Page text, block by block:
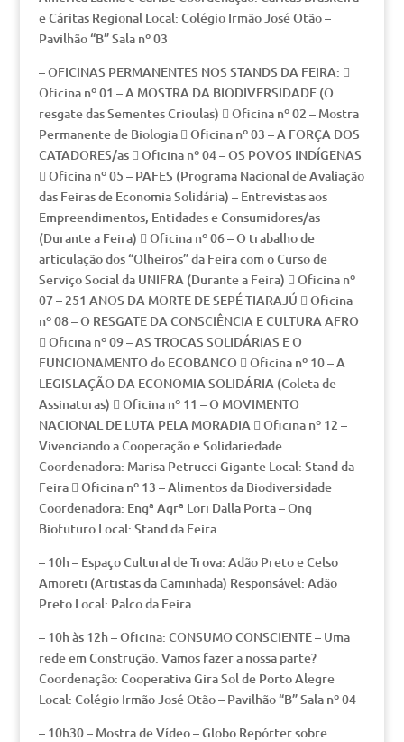
e Cáritas Regional Local: Colégio Irmão José Otão –
Pavilhão “B” Sala nº 03
– OFICINAS PERMANENTES NOS STANDS DA FEIRA: 
Oficina nº 01 – A MOSTRA DA BIODIVERSIDADE (O
resgate das Sementes Crioulas)  Oficina nº 02 – Mostra
Permanente de Biologia  Oficina nº 03 – A FORÇA DOS
CATADORES/as  Oficina nº 04 – OS POVOS INDÍGENAS
 Oficina nº 05 – PAFES (Programa Nacional de Avaliação
das Feiras de Economia Solidária) – Entrevistas aos
Empreendimentos, Entidades e Consumidores/as
(Durante a Feira)  Oficina nº 06 – O trabalho de
articulação dos “Olheiros” da Feira com o Curso de
Serviço Social da UNIFRA (Durante a Feira)  Oficina nº
07 – 251 ANOS DA MORTE DE SEPÉ TIARAJÚ  Oficina
nº 08 – O RESGATE DA CONSCIÊNCIA E CULTURA AFRO
 Oficina nº 09 – AS TROCAS SOLIDÁRIAS E O
FUNCIONAMENTO do ECOBANCO  Oficina nº 10 – A
LEGISLAÇÃO DA ECONOMIA SOLIDÁRIA (Coleta de
Assinaturas)  Oficina nº 11 – O MOVIMENTO
NACIONAL DE LUTA PELA MORADIA  Oficina nº 12 –
Vivenciando a Cooperação e Solidariedade.
Coordenadora: Marisa Petrucci Gigante Local: Stand da
Feira  Oficina nº 13 – Alimentos da Biodiversidade
Coordenadora: Engª Agrª Lori Dalla Porta – Ong
Biofuturo Local: Stand da Feira
– 10h – Espaço Cultural de Trova: Adão Preto e Celso
Amoreti (Artistas da Caminhada) Responsável: Adão
Preto Local: Palco da Feira
– 10h às 12h – Oficina: CONSUMO CONSCIENTE – Uma
rede em Construção. Vamos fazer a nossa parte?
Coordenação: Cooperativa Gira Sol de Porto Alegre
Local: Colégio Irmão José Otão – Pavilhão “B” Sala nº 04
– 10h30 – Mostra de Vídeo – Globo Repórter sobre